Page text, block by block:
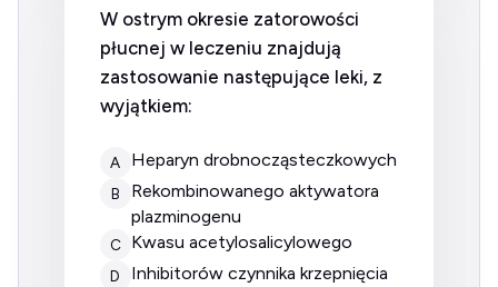
W ostrym okresie zatorowości
płucnej w leczeniu znajdują
zastosowanie następujące leki, z
wyjątkiem:
A heparyn drobnocząsteczkowych
B
rekombinowanego aktywatora
plazminogenu
C kwasu acetylosalicylowego
D
inhibitorów czynnika krzepnięcia